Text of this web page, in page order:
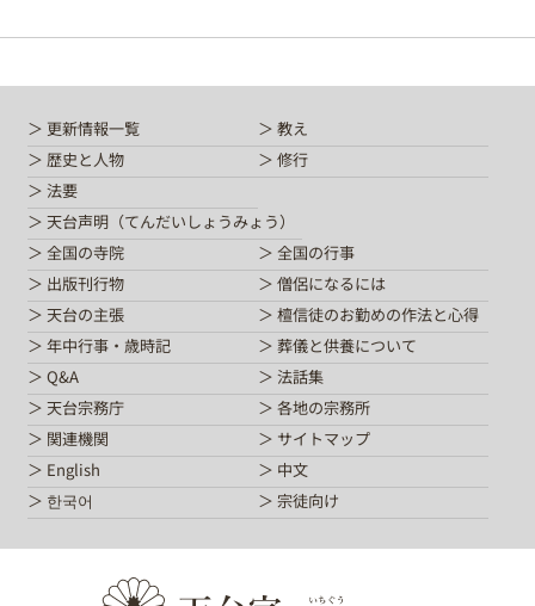
更新情報一覧
教え
歴史と人物
修行
法要
天台声明（てんだいしょうみょう）
全国の寺院
全国の行事
出版刊行物
僧侶になるには
天台の主張
檀信徒のお勤めの作法と心得
年中行事・歳時記
葬儀と供養について
Q&A
法話集
天台宗務庁
各地の宗務所
関連機関
サイトマップ
English
中文
한국어
宗徒向け